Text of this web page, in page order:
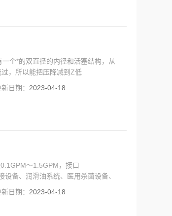
个*的双直径的内径和活塞结构，从
，所以能把压降减到Z低
日期： 2023-04-18
～1.5GPM，接口
备、润滑油系统、医用杀菌设备、
日期： 2023-04-18